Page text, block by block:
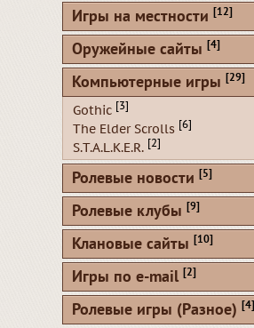
Игры на местности [12]
Оружейные сайты [4]
Компьютерные игры [29]
Gothic [3]
The Elder Scrolls [6]
S.T.A.L.K.E.R. [2]
Ролевые новости [5]
Ролевые клубы [9]
Клановые сайты [10]
Игры по e-mail [2]
Ролевые игры (Разное) [4]